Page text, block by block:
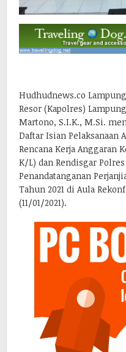
Hudhudnews.co
Resor (Kapolres)
Martono, S.I.K., M.Si.
Daftar Isian Pelaksanaan
Rencana Kerja Anggaran
K/L) dan Rendisgar
Penandatanganan
Tahun 2021 di Aula
(11/01/2021).